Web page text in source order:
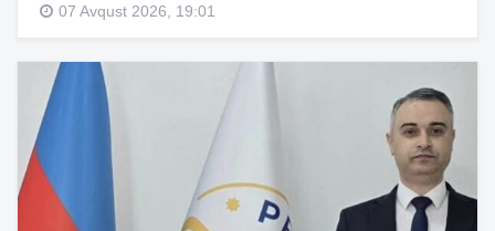
07 Avqust 2026, 19:01